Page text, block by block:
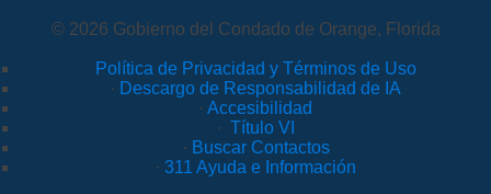
© 2026 Gobierno del Condado de Orange, Florida
Política de Privacidad y Términos de Uso
· Descargo de Responsabilidad de IA
· Accesibilidad
· Título VI
· Buscar Contactos
· 311 Ayuda e Información